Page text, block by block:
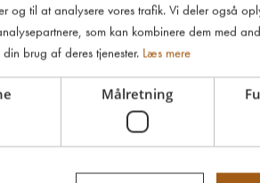
og til at analysere vores trafik. Vi deler også
som kan kombinere dem med
brug af deres tjenester. Læs mere
Målretning